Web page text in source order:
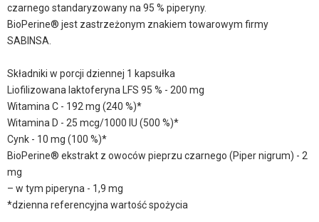
czarnego standaryzowany na 95 % piperyny.
BioPerine® jest zastrzeżonym znakiem towarowym firmy
SABINSA.
Składniki w porcji dziennej 1 kapsułka
Liofilizowana laktoferyna LFS 95 % - 200 mg
Witamina C - 192 mg (240 %)*
Witamina D - 25 mcg/1000 IU (500 %)*
Cynk - 10 mg (100 %)*
BioPerine® ekstrakt z owoców pieprzu czarnego (Piper nigrum) - 2
mg
– w tym piperyna - 1,9 mg
*dzienna referencyjna wartość spożycia